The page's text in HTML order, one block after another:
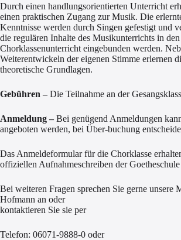
Durch einen handlungsorientierten Unterricht
einen praktischen Zugang zur Musik. Die
Kenntnisse werden durch Singen gefestigt und
die regulären Inhalte des Musikunterrichts in den
Chorklassenunterricht eingebunden werden.
Weiterentwickeln der eigenen Stimme erlernen
theoretische Grundlagen.
Gebühren –Die Teilnahme an der
Anmeldung –Bei genügend Anmeldungen
angeboten werden, bei Über-buchung
Das Anmeldeformular für die Chorklasse
offiziellen Aufnahmeschreiben der
Bei weiteren Fragen sprechen Sie gerne unsere
Hofmann an oder
kontaktieren Sie sie per
Telefon: 06071-9888-0 oder